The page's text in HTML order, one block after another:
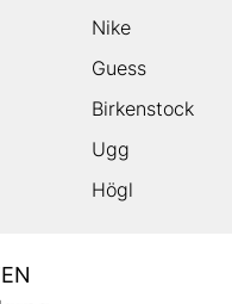
Nike
Guess
Birkenstock
Ugg
Högl